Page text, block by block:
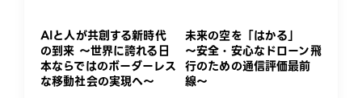
AIと人が共創する新時代
の到来 〜世界に誇れる日
本ならではのボーダーレス
な移動社会の実現へ〜
未来の空を「はかる」
～安全・安心なドローン飛
行のための通信評価最前
線～